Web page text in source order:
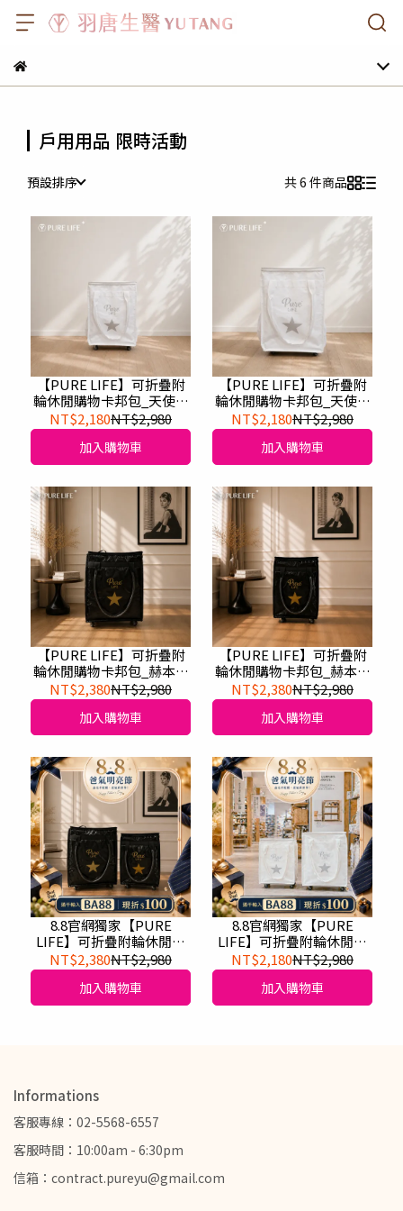
戶用用品 限時活動
預設排序 共 6 件商品
【PURE LIFE】可折疊附
輪休閒購物卡邦包_天使白
(S size)
NT$2,180NT$2,980
加入購物車
【PURE LIFE】可折疊附
輪休閒購物卡邦包_天使白
(M size)
NT$2,180NT$2,980
加入購物車
【PURE LIFE】可折疊附
輪休閒購物卡邦包_赫本黑
(M size)
NT$2,380NT$2,980
加入購物車
【PURE LIFE】可折疊附
輪休閒購物卡邦包_赫本黑
(S size)
NT$2,380NT$2,980
加入購物車
8.8官網獨家【PURE
LIFE】可折疊附輪休閒購
物卡邦包_赫本黑
NT$2,380NT$2,980
加入購物車
8.8官網獨家【PURE
LIFE】可折疊附輪休閒購
物卡邦包_天使白
NT$2,180NT$2,980
加入購物車
Informations
客服專線：02-5568-6557
客服時間：10:00am - 6:30pm
信箱：contract.pureyu@gmail.com